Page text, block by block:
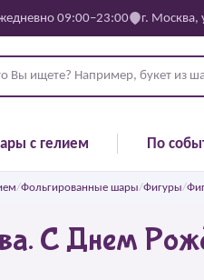
09:00–23:00 г. Москва,
с гелием По
/Фольгированные шары/Фигуры/
С Днем